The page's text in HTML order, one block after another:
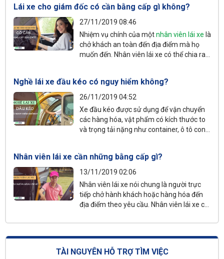
như bạn có đầy đủ kỹ năng, bằng cấp liên
quan thì việc tìm công việc
cũng không gặp nhiều khó khăn.
Lái xe cho giám đốc có cần bằng cấp gì không?
27/11/2019 08:46
Nhiệm vụ chính của mộtnhân viên lái xe là
chở khách an toàn đến địa điểm mà họ
muốn đến. Nhân viên lái xe có thể chia ra
giám đốc,... Lái xe tải phải có bằng lái xe
hạng C, liệu lái xe cho giám đốc có cần
bằng cấp gì không?
Nghề lái xe đầu kéo có nguy hiểm không?
26/11/2019 04:52
Xe đầu kéo được sử dụng để vận chuyển
các hàng hóa, vật phẩm có kích thước to
và trọng tải nặng như container, ô tô con...
củanhân viên lái xeđầu kéo có nguy hiểm
không? Hãy cùng Joboko.com tìm hiểu
cũng như tính chất việc làm này nhé.
Nhân viên lái xe cần những bằng cấp gì?
13/11/2019 02:06
Nhân viên lái xe nói chung là người trực
tiếp chở hành khách hoặc hàng hóa đến
địa điểm theo yêu cầu. Nhân viên lái xe có
nhân viên lái xe văn phòng,nhân viên lái
xegiám đốc, nhân viên lái xe tải,... Vậy
trang bị cho mình những bằng cấp gì?
TÀI NGUYÊN HỖ TRỢ TÌM VIỆC